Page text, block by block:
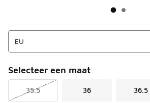
Selecteer een maat
35.5 36 36.5